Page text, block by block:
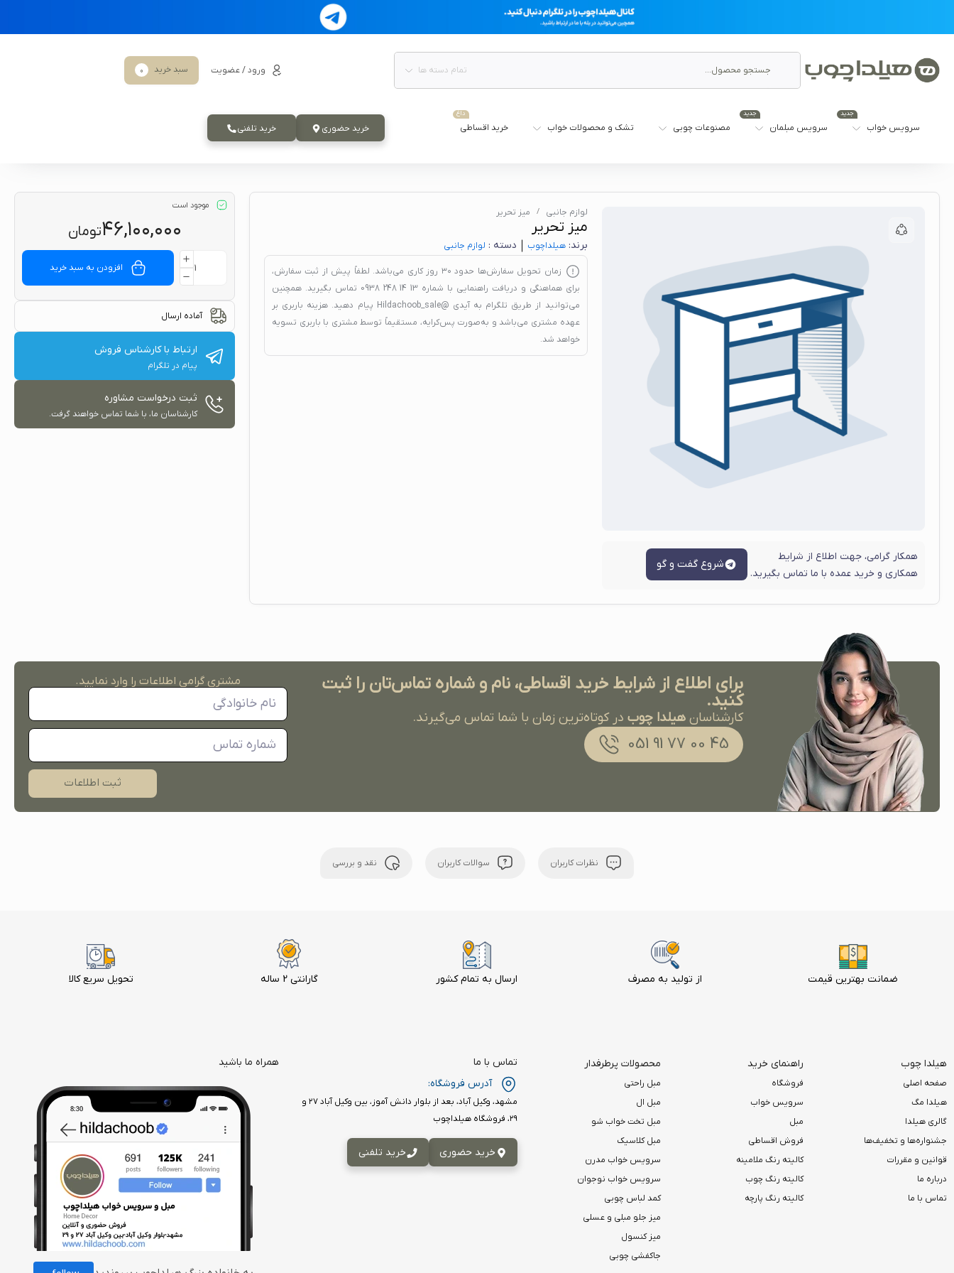
تمام دسته ها ورود / عضویت سبد خرید 0
سرویس خواب
جدید
سرویس مبلمان
جدید
مصنوعات چوبی تشک و محصولات خواب خرید اقساطی
داغ
خرید حضوری خرید تلفنی
همکار گرامی، جهت اطلاع از شرایط
همکاری و خرید عمده با ما تماس بگیرید.
شروع گفت و گو
لوازم جانبی میز تحریر
میز تحریر
برند:هیلدا‌چوب دسته : لوازم جانبی
زمان تحویل سفارش‌ها حدود ۳۰ روز کاری
می‌باشد. لطفاً پیش از ثبت سفارش،
برای هماهنگی و دریافت راهنمایی با شماره 13 14 248 0938
تماس بگیرید. همچنین
می‌توانید از طریق تلگرام به آیدی @Hildachoob_sale
پیام دهید. هزینه باربری بر
عهده مشتری می‌باشد و به‌صورت پس‌کرایه، مستقیماً توسط مشتری با باربری تسویه
خواهد شد.
موجود است
۴۶,۱۰۰,۰۰۰تومان
افزودن به سبد خرید
آماده ارسال
ارتباط با کارشناس فروش
پیام در تلگرام
ثبت درخواست مشاوره
کارشناسان ما، با شما تماس خواهند گرفت.
برای اطلاع از شرایط خرید اقساطی، نام و شماره تماس‌تان را ثبت
کنید.
کارشناسان هیلدا چوب در کوتاه‌ترین زمان با شما تماس می‌گیرند.
45 00 77 91 051
مشتری گرامی اطلاعات را وارد نمایید.
ثبت اطلاعات
نظرات کاربران سوالات کاربران نقد و بررسی
تحویل سریع کالا گارانتی 2 ساله ارسال به تمام کشور از تولید به مصرف ضمانت بهترین قیمت
هیلدا چوب
صفحه اصلی
هیلدا مگ
گالری هیلدا
جشنواره‌ها و تخفیف‌ها
قوانین و مقررات
درباره ما
تماس با ما
راهنمای خرید
فروشگاه
سرویس خواب
مبل
فروش اقساطی
کالیته رنگ ملامینه
کالیته رنگ چوب
کالیته رنگ پارچه
محصولات پرطرفدار
مبل راحتی
مبل ال
مبل تخت خواب شو
مبل کلاسیک
سرویس خواب مدرن
سرویس خواب نوجوان
کمد لباس چوبی
میز جلو مبلی و عسلی
میز کنسول
جاکفشی چوبی
تماس با ما
آدرس فروشگاه:
مشهد، وکیل آباد، بعد از بلوار دانش آموز، بین وکیل آباد ۲۷ و
۲۹، فروشگاه هیلداچوب
خرید حضوری خرید تلفنی
همراه ما باشید